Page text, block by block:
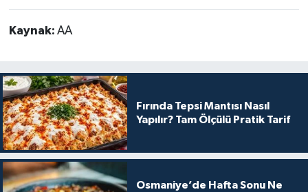
Kaynak: AA
Fırında Tepsi Mantısı Nasıl
Yapılır? Tam Ölçülü Pratik Tarif
Osmaniye’de Hafta Sonu Ne